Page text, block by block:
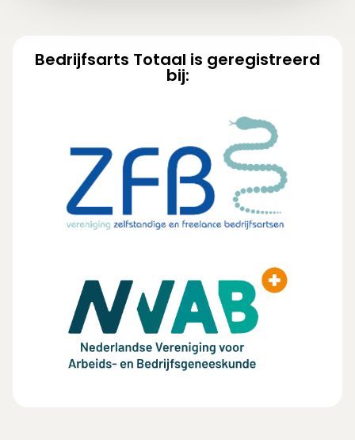
Bedrijfsarts Totaal is geregistreerd
bij: